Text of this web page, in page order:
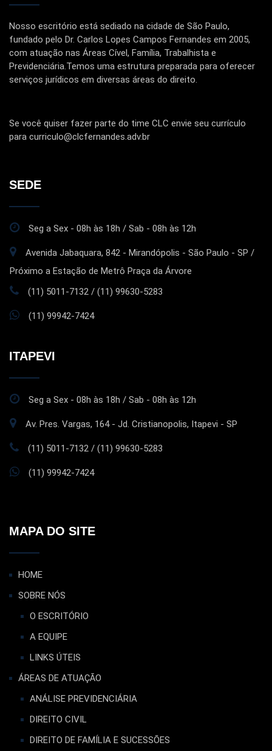
Nosso escritório está sediado na cidade de São Paulo,
fundado pelo Dr. Carlos Lopes Campos Fernandes em 2005,
com atuação nas Áreas Cível, Família, Trabalhista e
Previdenciária.Temos uma estrutura preparada para oferecer
serviços jurídicos em diversas áreas do direito.
Se você quiser fazer parte do time CLC envie seu currículo
para curriculo@clcfernandes.adv.br
SEDE
Seg a Sex - 08h às 18h / Sab - 08h às 12h
Avenida Jabaquara, 842 - Mirandópolis - São Paulo - SP /
Próximo a Estação de Metrô Praça da Árvore
(11) 5011-7132 / (11) 99630-5283
(11) 99942-7424
ITAPEVI
Seg a Sex - 08h às 18h / Sab - 08h às 12h
Av. Pres. Vargas, 164 - Jd. Cristianopolis, Itapevi - SP
(11) 5011-7132 / (11) 99630-5283
(11) 99942-7424
MAPA DO SITE
HOME
SOBRE NÓS
O ESCRITÓRIO
A EQUIPE
LINKS ÚTEIS
ÁREAS DE ATUAÇÃO
ANÁLISE PREVIDENCIÁRIA
DIREITO CIVIL
DIREITO DE FAMÍLIA E SUCESSÕES